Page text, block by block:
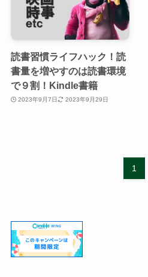
読書習慣ライフハック！読
書量を増やすのは読書環境
で９割！Kindle書籍
2023年9月7日 2023年9月29日
1